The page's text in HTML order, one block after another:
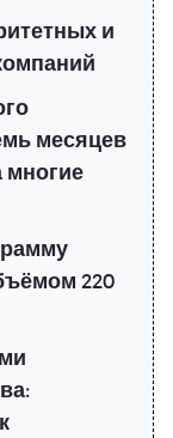
и
месяцев
многие
220